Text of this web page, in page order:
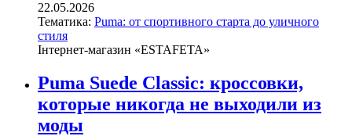
22.05.2026
Тематика: Puma: от спортивного старта до уличного
стиля
Інтернет-магазин «ESTAFETA»
Puma Suede Classic: кроссовки,
которые никогда не выходили из
моды